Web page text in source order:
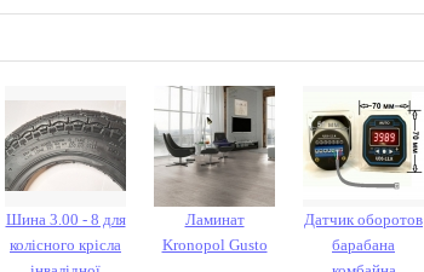
Шина 3.00 - 8 для
колісного крісла
Ламинат
Kronopol Gusto
Датчик оборотов
барабана